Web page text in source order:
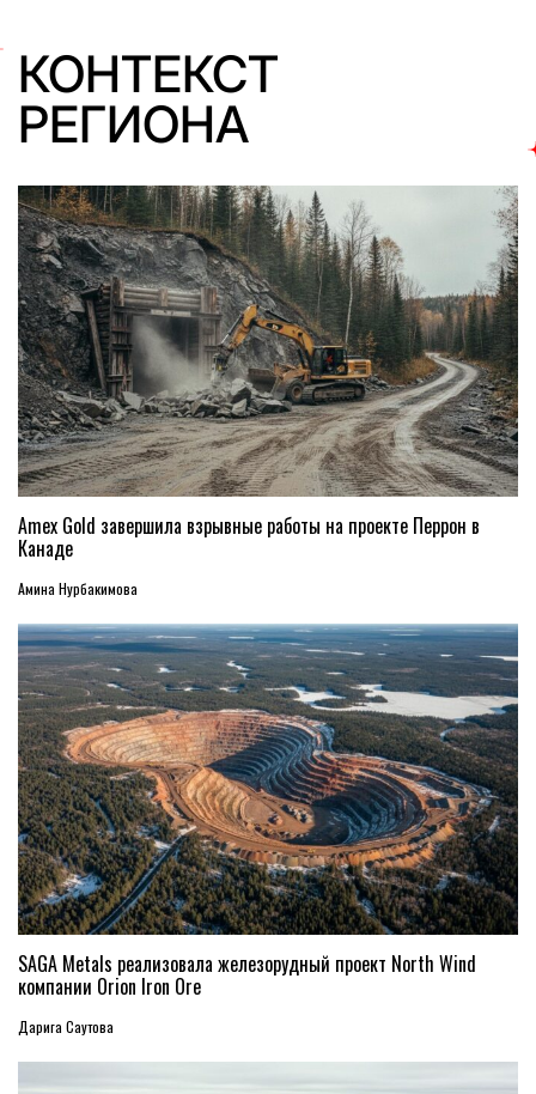
КОНТЕКСТ
РЕГИОНА
Amex Gold завершила взрывные работы на проекте Перрон в
Канаде
Амина Нурбакимова
SAGA Metals реализовала железорудный проект North Wind
компании Orion Iron Ore
Дарига Саутова